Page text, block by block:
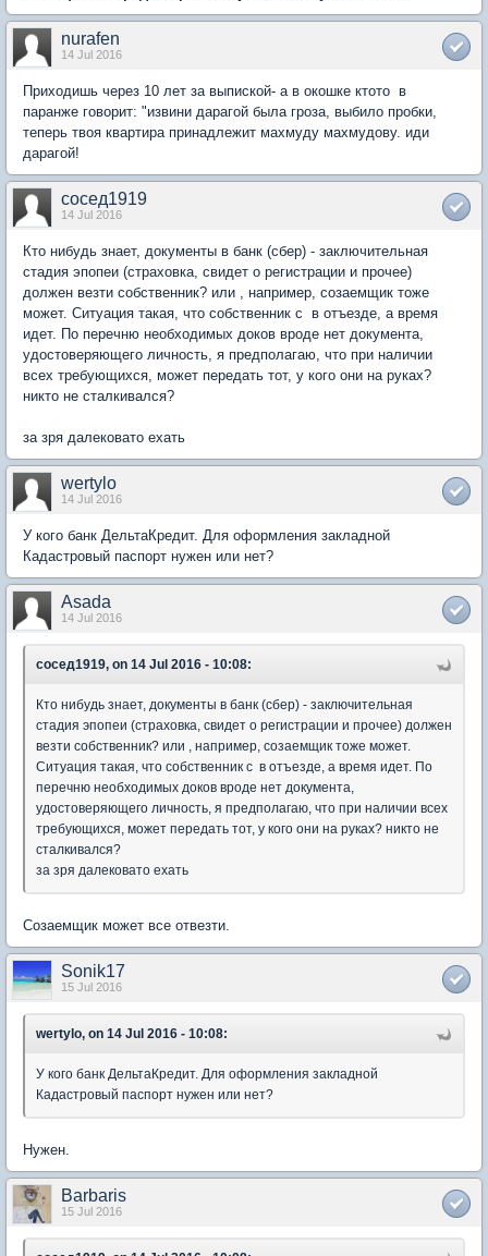
nurafen
14 Jul 2016
Приходишь через 10 лет за выпиской- а в окошке ктото в
паранже говорит: "извини дарагой была гроза, выбило пробки,
теперь твоя квартира принадлежит махмуду махмудову. иди
дарагой!
сосед1919
14 Jul 2016
Кто нибудь знает, документы в банк (сбер) - заключительная
стадия эпопеи (страховка, свидет о регистрации и прочее)
должен везти собственник? или , например, созаемщик тоже
может. Ситуация такая, что собственник с в отъезде, а время
идет. По перечню необходимых доков вроде нет документа,
удостоверяющего личность, я предполагаю, что при наличии
всех требующихся, может передать тот, у кого они на руках?
никто не сталкивался?
за зря далековато ехать
wertylo
14 Jul 2016
У кого банк ДельтаКредит. Для оформления закладной
Кадастровый паспорт нужен или нет?
Asada
14 Jul 2016
сосед1919, on 14 Jul 2016 - 10:08:
Кто нибудь знает, документы в банк (сбер) - заключительная
стадия эпопеи (страховка, свидет о регистрации и прочее) должен
везти собственник? или , например, созаемщик тоже может.
Ситуация такая, что собственник с в отъезде, а время идет. По
перечню необходимых доков вроде нет документа,
удостоверяющего личность, я предполагаю, что при наличии всех
требующихся, может передать тот, у кого они на руках? никто не
сталкивался?
за зря далековато ехать
Созаемщик может все отвезти.
Sonik17
15 Jul 2016
wertylo, on 14 Jul 2016 - 10:08:
У кого банк ДельтаКредит. Для оформления закладной
Кадастровый паспорт нужен или нет?
Нужен.
Barbaris
15 Jul 2016